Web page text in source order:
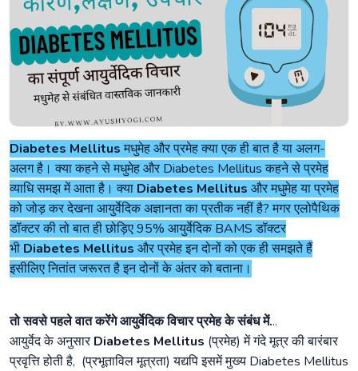
Diabetes Mellitusमधुमेह और प्रमेह क्या एक ही बात है या अलग-
अलग है। क्या कहने से मधुमेह और Diabetes Mellitus कहने से प्रमेह
व्याधि समझ में आता है। क्या Diabetes Mellitus और मधुमेह या प्रमेह
को जोड़ कर देखना आयुर्वेदिक अज्ञानता का प्रतीक नहीं है? मगर एलोपैथिक
डॉक्टर की तो बात ही छोड़िए 95% आयुर्वेदिक BAMS डॉक्टर
भी Diabetes Mellitus और प्रमेह इन दोनों को एक ही समझते हैं
इसीलिए नितांत जरूरत है इन दोनों के अंतर को बताना।
तो सवसे पहले वात करेंगे आयुर्वेदिक विचार प्रमेह के संबंध में...
आयुर्वेद के अनुसारDiabetes Mellitus (प्रमेह) में गंदे मूत्र की बारंबार
प्रवृत्ति होती है, (प्रभूताविल मूत्रता) यद्यपि इसमें मुख्य Diabetes Mellitus